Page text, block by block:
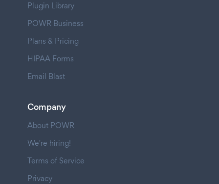
Plugin Library
POWR Business
Plans & Pricing
HIPAA Forms
Email Blast
Company
About POWR
We're hiring!
Terms of Service
Privacy